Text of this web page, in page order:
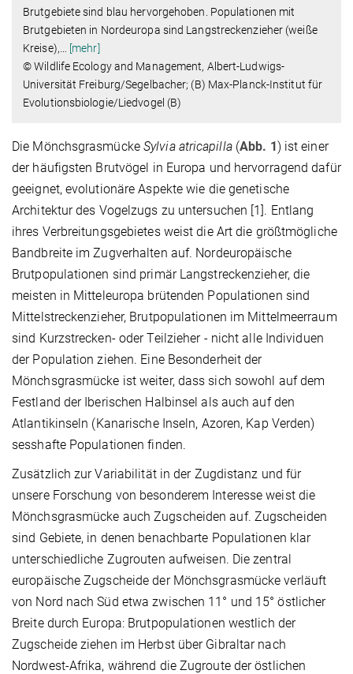
Brutgebiete sind blau hervorgehoben. Populationen mit
Brutgebieten in Nordeuropa sind Langstreckenzieher (weiße
Kreise),
[mehr]
© Wildlife Ecology and Management, Albert-Ludwigs-
Universität Freiburg/Segelbacher; (B) Max-Planck-Institut für
Evolutionsbiologie/Liedvogel (B)
Die Mönchsgrasmücke Sylvia atricapilla(Abb. 1) ist einer
der häufigsten Brutvögel in Europa und hervorragend dafür
geeignet, evolutionäre Aspekte wie die genetische
Architektur des Vogelzugs zu untersuchen [1]. Entlang
ihres Verbreitungsgebietes weist die Art die größtmögliche
Bandbreite im Zugverhalten auf. Nordeuropäische
Brutpopulationen sind primär Langstreckenzieher, die
meisten in Mitteleuropa brütenden Populationen sind
Mittelstreckenzieher, Brutpopulationen im Mittelmeerraum
sind Kurzstrecken- oder Teilzieher - nicht alle Individuen
der Population ziehen. Eine Besonderheit der
Mönchsgrasmücke ist weiter, dass sich sowohl auf dem
Festland der Iberischen Halbinsel als auch auf den
Atlantikinseln (Kanarische Inseln, Azoren, Kap Verden)
sesshafte Populationen finden.
Zusätzlich zur Variabilität in der Zugdistanz und für
unsere Forschung von besonderem Interesse weist die
Mönchsgrasmücke auch Zugscheiden auf. Zugscheiden
sind Gebiete, in denen benachbarte Populationen klar
unterschiedliche Zugrouten aufweisen. Die zentral
europäische Zugscheide der Mönchsgrasmücke verläuft
von Nord nach Süd etwa zwischen 11° und 15° östlicher
Breite durch Europa: Brutpopulationen westlich der
Zugscheide ziehen im Herbst über Gibraltar nach
Nordwest-Afrika, während die Zugroute der östlichen